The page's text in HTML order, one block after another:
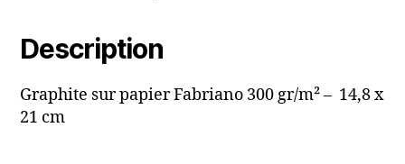
Description
Graphite sur papier Fabriano 300 gr/m² – 14,8 x
21 cm